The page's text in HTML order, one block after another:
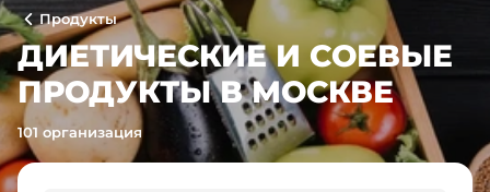
Продукты
ДИЕТИЧЕСКИЕ И СОЕВЫЕ
ПРОДУКТЫ В МОСКВЕ
101 организация